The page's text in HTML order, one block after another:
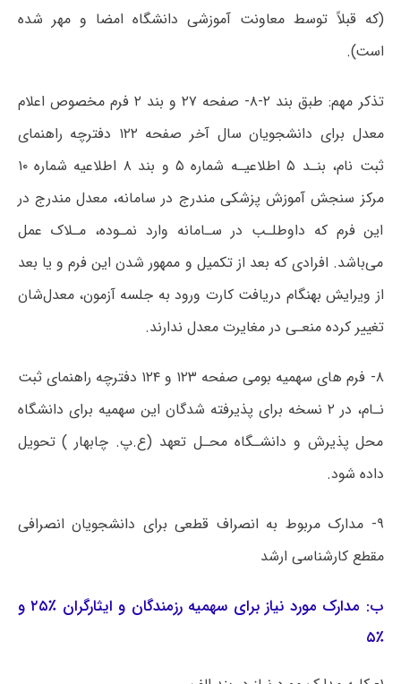
(که قبلاً توسط معاونت آموزشی دانشگاه امضا و مهر شده
است).
تذکر مهم: طبق بند ۲-۸- صفحه ۲۷ و بند ۲ فرم مخصوص اعلام
معدل برای دانشجویان سال آخر صفحه ۱۲۲ دفترچه راهنمای
ثبت نام، بنـد ۵ اطلاعیـه شماره ۵ و بند ۸ اطلاعیه شماره ۱۰
مرکز سنجش آموزش پزشکی مندرج در سامانه، معدل مندرج در
این فرم که داوطلـب در سـامانه وارد نمـوده، مـلاک عمل
می‌باشد. افرادی که بعد از تکمیل و ممهور شدن این فرم و یا بعد
از ویرایش بهنگام دریافت کارت ورود به جلسه آزمون، معدل‌شان
تغییر کرده منعـی در مغایرت معدل ندارند.
۸- فرم های سهمیه بومی صفحه ۱۲۳ و ۱۲۴ دفترچه راهنمای ثبت
نـام، در ۲ نسخه برای پذیرفته شدگان این سهمیه برای دانشگاه
محل پذیرش و دانشـگاه محـل تعهد (ع.پ. چابهار ) تحویل
داده شود.
۹- مدارک مربوط به انصراف قطعی برای دانشجویان انصرافی
مقطع کارشناسی ارشد
ب: مدارک مورد نیاز برای سهمیه رزمندگان و ایثارگران ٪۲۵ و
٪۵